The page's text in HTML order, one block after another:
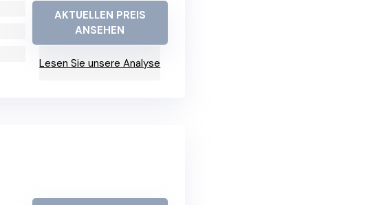
AKTUELLEN PREIS
ANSEHEN
Lesen Sie unsere Analyse